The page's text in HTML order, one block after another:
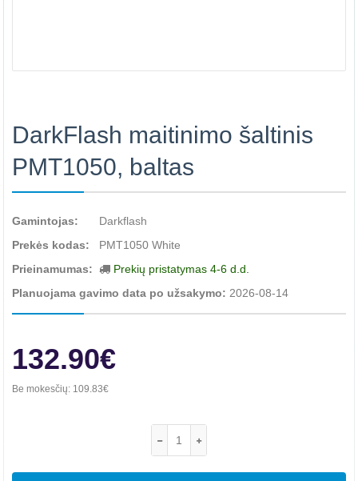
DarkFlash maitinimo šaltinis
PMT1050, baltas
Gamintojas:
Darkflash
Prekės kodas:
PMT1050 White
Prieinamumas:
Prekių pristatymas 4-6 d.d.
Planuojama gavimo data po užsakymo: 2026-08-14
132.90€
Be mokesčių: 109.83€